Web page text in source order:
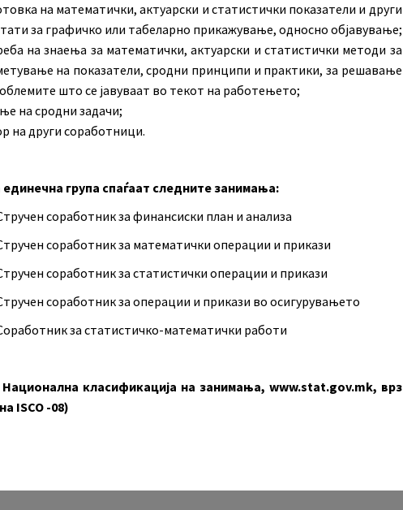
на математички, актуарски и статистички показатели и други
за графичко или табеларно прикажување, односно објавување;
на знаења за математички, актуарски и статистички методи за
на показатели, сродни принципи и практики, за решавање
што се јавуваат во текот на работењето;
на сродни задачи;
на други соработници.
група спаѓаат следните занимања:
соработник за финансиски план и анализа
соработник за математички операции и прикази
соработник за статистички операции и прикази
соработник за операции и прикази во осигурувањето
за статистичко-математички работи
класификација на занимања, www.stat.gov.mk, врз
ISCO -08)